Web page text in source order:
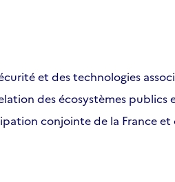
et des technologies
des écosystèmes
conjointe de la France